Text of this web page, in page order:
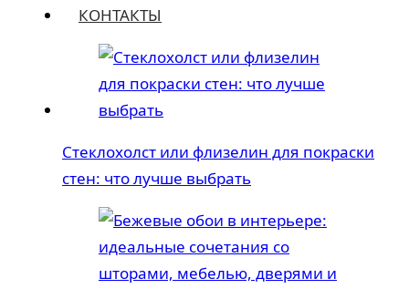
КОНТАКТЫ
Стеклохолст или флизелин для покраски
стен: что лучше выбрать